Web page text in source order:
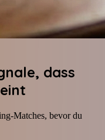
dass
Matches, bevor du